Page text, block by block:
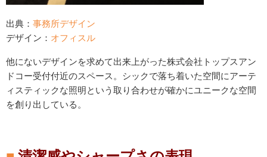
出典： 事務所デザイン
デザイン： オフィスル
他にないデザインを求めて出来上がった株式会社トップスアン
ドコー受付付近のスペース。シックで落ち着いた空間にアーテ
ィスティックな照明という取り合わせが確かにユニークな空間
を創り出している。